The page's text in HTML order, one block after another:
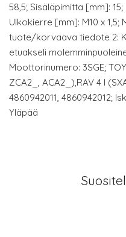
58,5; Sisäläpimitta [mm]:
Ulkokierre [mm]: M10 x
tuote/korvaava tiedote 2:
etuakseli
Moottorinumero: 3SGE;
ZCA2_, ACA2_),RAV 4 I
4860942011, 4860942012;
Yläpää